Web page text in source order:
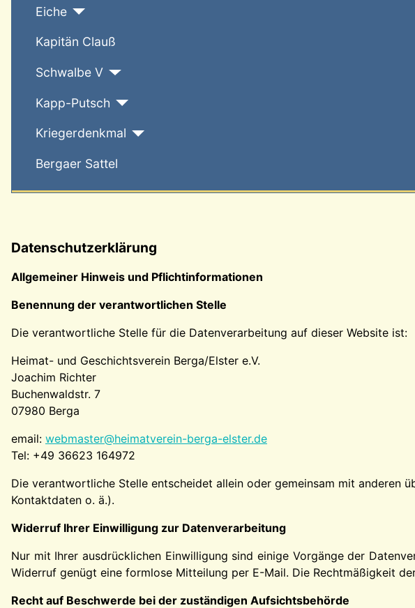
Eiche
Kapitän Clauß
Schwalbe V
Kapp-Putsch
Kriegerdenkmal
Bergaer Sattel
Datenschutzerklärung
Allgemeiner Hinweis und Pflichtinformationen
Benennung der verantwortlichen Stelle
Die verantwortliche Stelle für die Datenverarbeitung auf dieser Website ist:
Heimat- und Geschichtsverein Berga/Elster e.V.
Joachim Richter
Buchenwaldstr. 7
07980 Berga
email: webmaster@heimatverein-berga-elster.de
Tel: +49 36623 164972
Die verantwortliche Stelle entscheidet allein oder gemeinsam mit anderen
Kontaktdaten o. ä.).
Widerruf Ihrer Einwilligung zur Datenverarbeitung
Nur mit Ihrer ausdrücklichen Einwilligung sind einige Vorgänge der
Widerruf genügt eine formlose Mitteilung per E-Mail. Die Rechtmäßigkeit
Recht auf Beschwerde bei der zuständigen Aufsichtsbehörde